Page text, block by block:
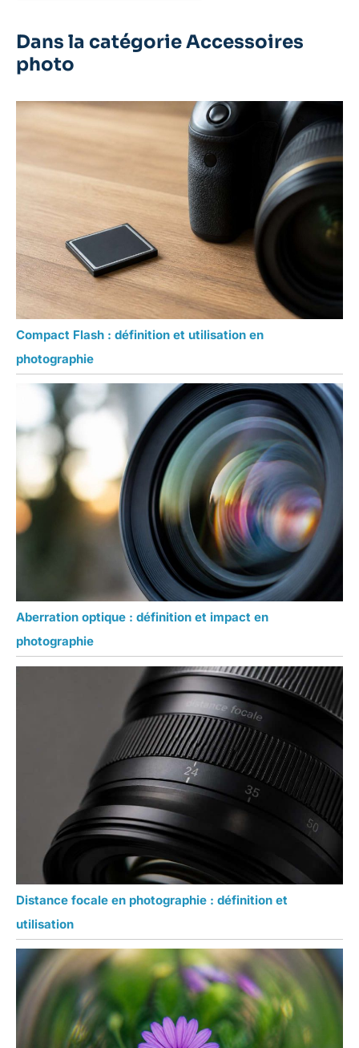
Dans la catégorie Accessoires
photo
Compact Flash : définition et utilisation en
photographie
Aberration optique : définition et impact en
photographie
Distance focale en photographie : définition et
utilisation